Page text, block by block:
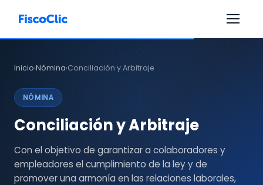
Inicio›Nómina›Conciliación y Arbitraje
NÓMINA
Conciliación y Arbitraje
Con el objetivo de garantizar a colaboradores y
empleadores el cumplimiento de la ley y de
promover una armonía en las relaciones laborales,